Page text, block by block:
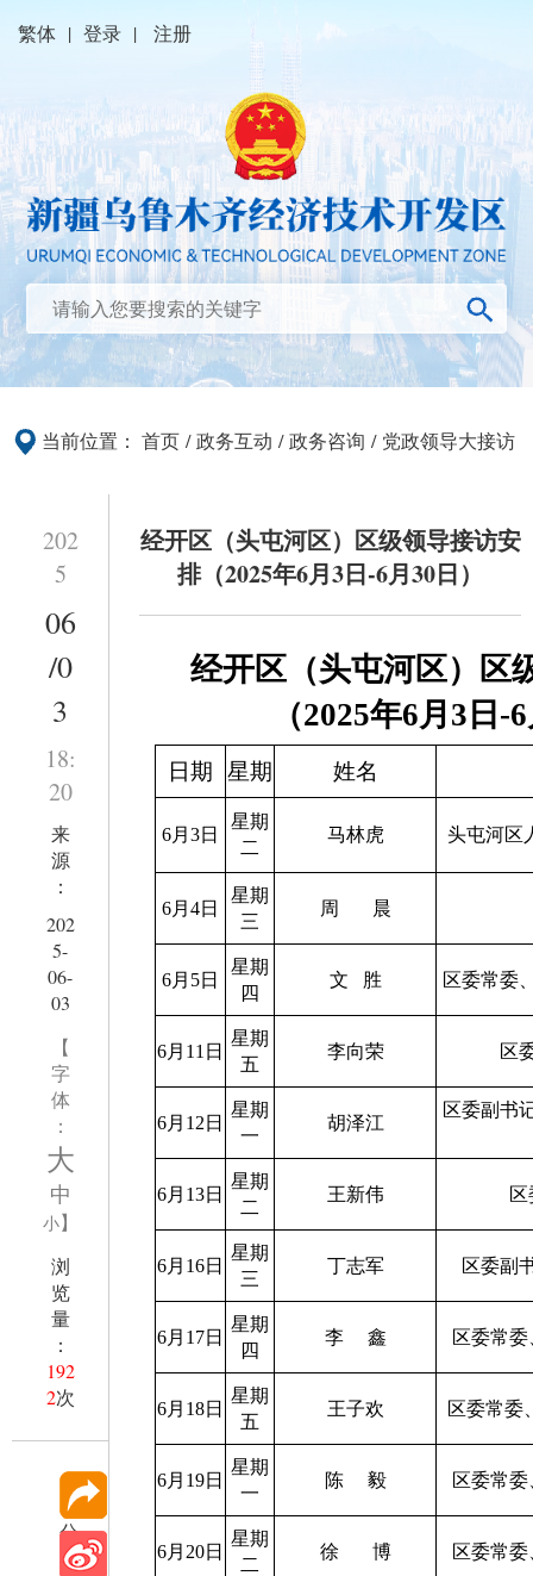
繁体 | 登录 | 注册
当前位置： 首页 /政务互动 /政务咨询 / 党政领导大接访
202
5
06
/0
3
18:
20
来
源
：
202
5-
06-
03
【
字
体
：
大
中
小】
浏
览
量
：
192
2次
分
享
经开区（头屯河区）区级领导接访安
排（2025年6月3日-6月30日）
经开区（头屯河区）区
（2025年6月 3 日 -6
日期 星期 姓名
6月3日
星期
二
马林虎 头屯河区
6月4日
星期
三
周 晨
6月5日
星期
四
文 胜 区委常委
6月11日
星期
五
李向荣 区
6月12日
星期
一
胡泽江
区委副书
6月13日
星期
二
王新伟
6月16日
星期
三
丁志军 区委副
6月17日
星期
四
李 鑫 区委常
6月18日
星期
五
王子欢 区委常委
6月19日
星期
一
陈 毅 区委常
6月20日
星期
二
徐 博 区委常